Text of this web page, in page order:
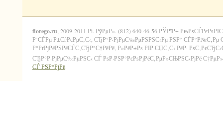
florego.ru , 2009-2011 Рі. РўРµР». (812) 640-46-56 РЎРїР±
Р’СЃРµ Р±СѓРєРµС‚С‹, СЂР°Р·РјРµС‰РµРЅРЅС‹Рµ РЅР°
Р°РґРјРёРЅРёСЃС‚СЂР°С†РёРё, Р»РёР±Рѕ РІР·СЏС‚С‹ РёР·
СЂР°Р·РјРµС‰РµРЅС‹ СЃ РѕР·РЅР°РєРѕРјРёС‚РµР»СЊРЅС‹РјРё
СЃ РЅР°РјРё